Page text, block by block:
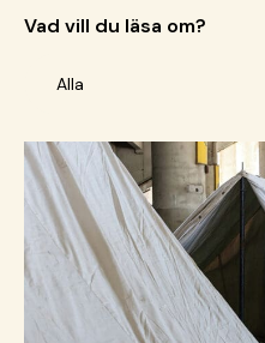
Vad vill du läsa om?